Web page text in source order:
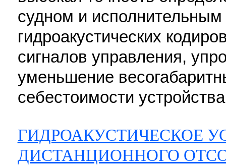
судном и
гидроакустических
сигналов управления,
уменьшение
себестоимости
ГИДРОАКУСТИЧЕСКОЕ
ДИСТАНЦИОННОГО